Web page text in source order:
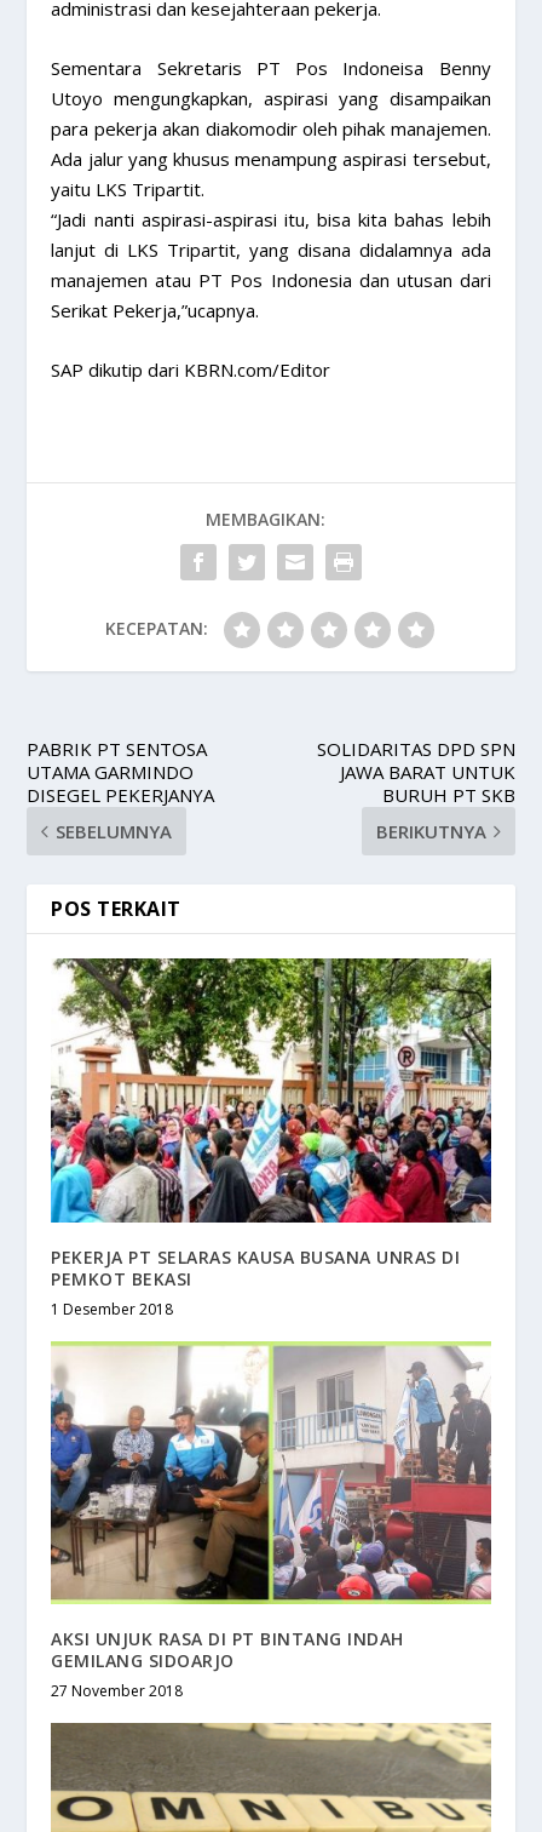
administrasi dan kesejahteraan pekerja.
Sementara Sekretaris PT Pos Indoneisa Benny
Utoyo mengungkapkan, aspirasi yang disampaikan
para pekerja akan diakomodir oleh pihak manajemen.
Ada jalur yang khusus menampung aspirasi tersebut,
yaitu LKS Tripartit.
“Jadi nanti aspirasi-aspirasi itu, bisa kita bahas lebih
lanjut di LKS Tripartit, yang disana didalamnya ada
manajemen atau PT Pos Indonesia dan utusan dari
Serikat Pekerja,”ucapnya.
SAP dikutip dari KBRN.com/Editor
MEMBAGIKAN:
KECEPATAN:
PABRIK PT SENTOSA
UTAMA GARMINDO
DISEGEL PEKERJANYA
SEBELUMNYA
SOLIDARITAS DPD SPN
JAWA BARAT UNTUK
BURUH PT SKB
BERIKUTNYA
POS TERKAIT
PEKERJA PT SELARAS KAUSA BUSANA UNRAS DI
PEMKOT BEKASI
1 Desember 2018
AKSI UNJUK RASA DI PT BINTANG INDAH
GEMILANG SIDOARJO
27 November 2018